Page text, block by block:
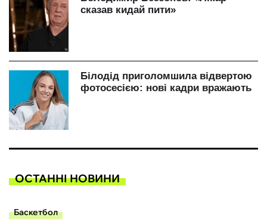
ОСТАННІ НОВИНИ
Баскетбол